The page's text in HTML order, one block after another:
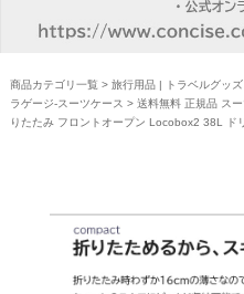
商品カテゴリ一覧 > 旅行用品 | トラベルグッズ
ラゲージ-スーツケース > 送料無料 正規品 ス
りたたみ フロントオープン Locobox2 38L ド